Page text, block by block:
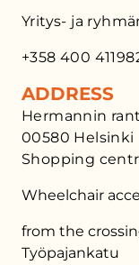
Yritys- ja
+358 400
ADDRESS
Hermannin
00580 Helsinki
Shopping
Wheelchair
from the
Työpajankatu